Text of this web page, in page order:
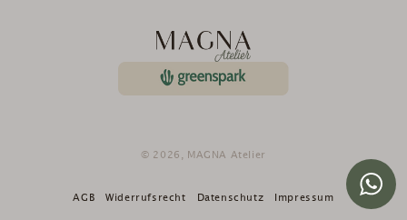
© 2026, MAGNA Atelier
AGB Widerrufsrecht Datenschutz Impressum